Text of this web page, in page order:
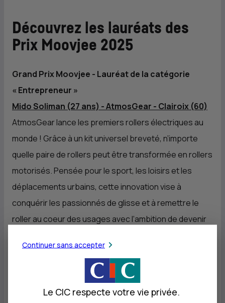
Découvrez les lauréats des
Prix Moovjee 2025
Grand Prix Moovjee - Lauréat de la catégorie
« Entrepreneur »
Mido Soliman (27 ans) - AtmosGear - Clairoix (60)
AtmosGear lance les premiers rollers électriques au
monde ! Grâce à un kit universel breveté, n’importe
quelle paire de rollers peut être transformée en rollers
motorisés. Pensée pour le sport, les loisirs et les
déplacements urbains, cette innovation vise à
conquérir les passionnés de glisse et à remettre le
roller au coeur des usages avec l’ambition de devenir
devenu réalité.
Prix « 100 jours » - Lauréats de la catégorie
« Porteur de projet »
Continuer sans accepter
Le CIC respecte votre vie privée.